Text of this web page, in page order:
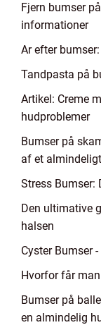
Fjern bumser
informationer
Ar efter
Tandpasta på
Artikel: Creme
hudproblemer
Bumser på
af et
Stress Bumser:
Den ultimative
halsen
Cyster Bumser
Hvorfor får
Bumser på
en almindelig